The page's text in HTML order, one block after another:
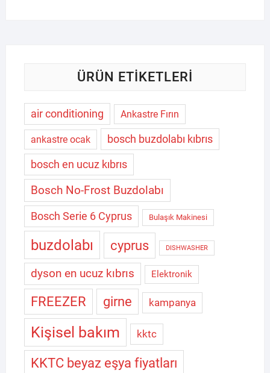
ÜRÜN ETIKETLERI
air conditioning Ankastre Fırın
ankastre ocak
bosch buzdolabı kıbrıs
bosch en ucuz kıbrıs
Bosch No-Frost Buzdolabı
Bosch Serie 6 Cyprus Bulaşık Makinesi
buzdolabı cyprus DISHWASHER
dyson en ucuz kıbrıs Elektronik
FREEZER girne kampanya
Kişisel bakım kktc
KKTC beyaz eşya fiyatları